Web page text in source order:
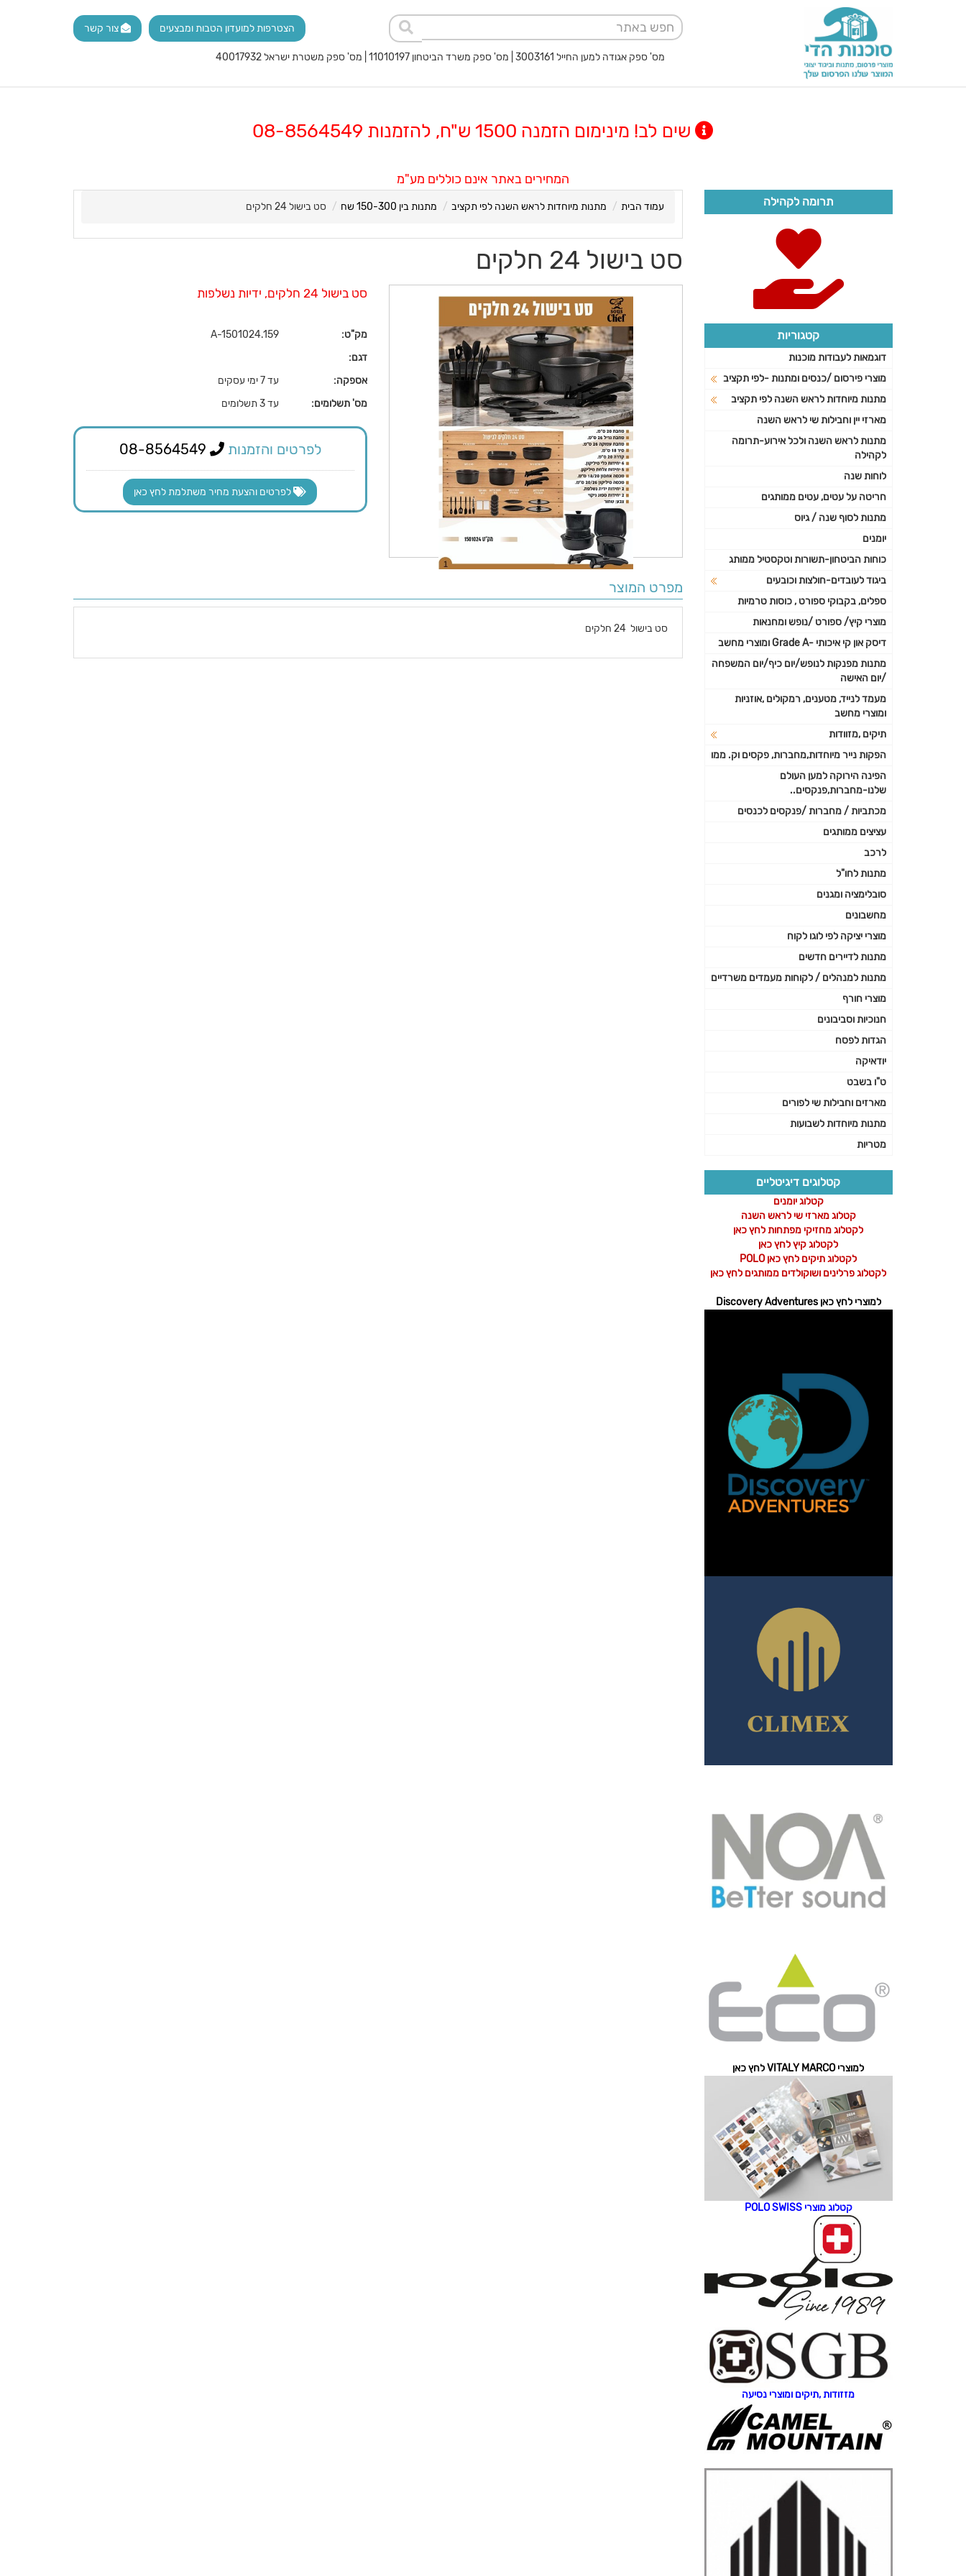
צור קשר הצטרפות למועדון הטבות ומבצעים
מס' ספק אגודה למען החייל 3003161 | מס' ספק משרד הביטחון 11010197 | מס' ספק משטרת ישראל 40017932
שים לב! מינימום הזמנה 1500 ש"ח, להזמנות 08-8564549
המחירים באתר אינם כוללים מע"מ
עמוד הבית מתנות מיוחדות לראש השנה לפי תקציב מתנות בין 150-300 שח סט בישול 24 חלקים
סט בישול 24 חלקים
סט בישול 24 חלקים, ידיות נשלפות
מק"ט:
A-1501024.159
דגם:
אספקה:
עד 7 ימי עסקים
מס' תשלומים:
עד 3 תשלומים
לפרטים והזמנות
לפרטים והצעת מחיר משתלמת לחץ כאן
מפרט המוצר
סט בישול 24 חלקים
תרומה לקהילה
קטגוריות
דוגמאות לעבודות מוכנות
מוצרי פירסום /כנסים ומתנות -לפי תקציב
מתנות מיוחדות לראש השנה לפי תקציב
מארזי יין וחבילות שי לראש השנה
מתנות לראש השנה ולכל אירוע-תרומה
לקהילה
לוחות שנה
חריטה על עטים, עטים ממותגים
מתנות לסוף שנה / גיוס
יומנים
כוחות הביטחון-תשורות וטקסטיל ממותג
ביגוד לעובדים-חולצות וכובעים
ספלים, בקבוקי ספורט , כוסות טרמיות
מוצרי קיץ/ ספורט /נופש ומחנאות
דיסק און קי איכותי -Grade A ומוצרי מחשב
מתנות מפנקות לנופש/יום כיף/יום המשפחה
/יום האישה
מעמד לנייד, מטענים, רמקולים ,אוזניות
ומוצרי מחשב
תיקים ,מזוודות
הפקות נייר מיוחדות,מחברות, פקסים וק. ממו
הפינה הירוקה למען העולם
שלנו-מחברות,פנקסים..
מכתביות / מחברות /פנקסים לכנסים
עציצים ממותגים
לרכב
מתנות לחו"ל
סובלימציה ומגנים
מחשבונים
מוצרי יציקה לפי לוגו לקוח
מתנות לדיירים חדשים
מתנות למנהלים / לקוחות מעמדים משרדיים
מוצרי חורף
חנוכיות וסביבונים
הגדות לפסח
יודאיקה
ט"ו בשבט
מארזים וחבילות שי לפורים
מתנות מיוחדות לשבועות
מטריות
קטלוגים דיגיטליים
קטלוג יומנים
קטלוג מארזי שי לראש השנה
לקטלוג מחזיקי מפתחות לחץ כאן
לקטלוג קיץ לחץ כאן
לקטלוג תיקים לחץ כאן POLO
לקטלוג פרלינים ושוקולדים ממותגים לחץ כאן
למוצרי לחץ כאן Discovery Adventures
למוצרי VITALY MARCO לחץ כאן
קטלוג מוצרי POLO SWISS
מזזודות ,תיקים ומוצרי נסיעה